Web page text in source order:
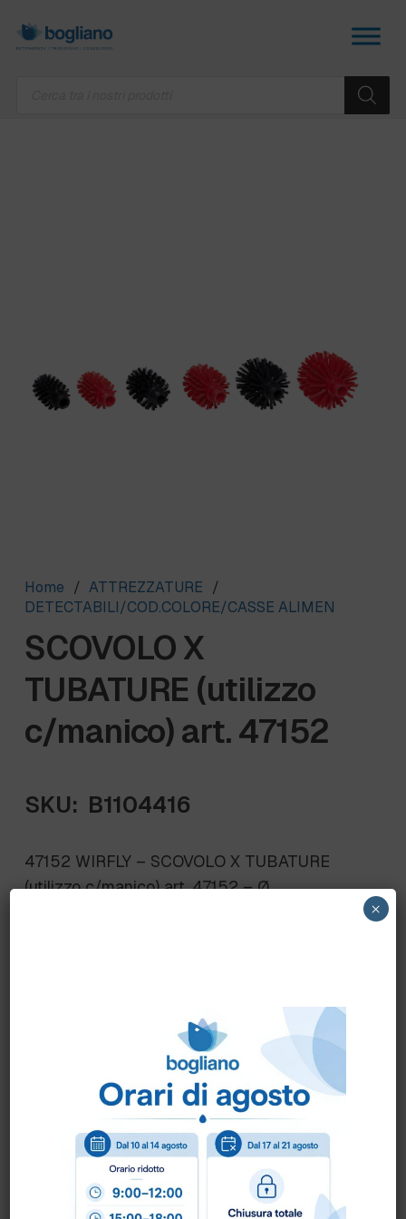
Home / ATTREZZATURE /
DETECTABILI/COD.COLORE/CASSE ALIMEN
SCOVOLO X
TUBATURE (utilizzo
c/manico) art. 47152
SKU: B1104416
47152 WIRFLY – SCOVOLO X TUBATURE
(utilizzo c/manico) art. 47152 – Ø
Come ordinare?
Puoi ordinare chiamando al 0172 478161oppure
scrivendo una mail a
info@bogliano.it.
Per ogni informazione siamo a disposizione.
COLORE:BIANCO ,BLU GENERICA
ROSSO , VERDE
×